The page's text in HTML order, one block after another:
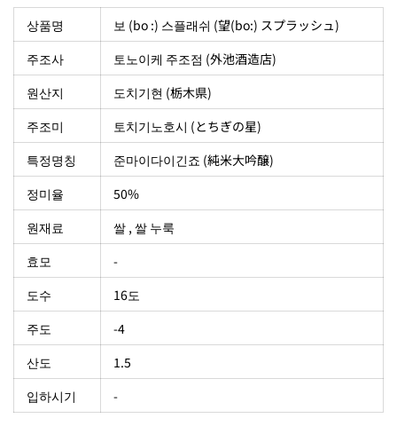
상품명
보 (bo :) 스플래쉬 (望(bo:) スプラッシュ)
주조사
토노이케 주조점 (外池酒造店)
원산지
도치기현 (栃木県)
주조미
토치기노호시 (とちぎの星)
특정명칭
준마이다이긴죠 (純米大吟醸)
정미율
50%
원재료
쌀 , 쌀 누룩
효모
-
도수
16도
주도
-4
산도
1.5
입하시기
-